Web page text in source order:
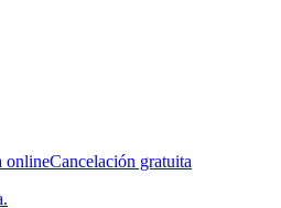
onlineCancelación gratuita